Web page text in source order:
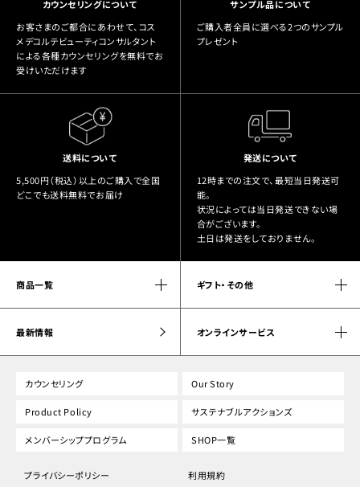
カウンセリングについて
お客さまのご都合にあわせて、コス
メデコルテビューティコンサルタント
による各種カウンセリングを無料でお
受けいただけます
サンプル品について
ご購入者全員に選べる2つのサンプル
プレゼント
送料について
5,500円（税込）以上のご購入で全国
どこでも送料無料でお届け
発送について
12時までの注文で、最短当日発送可
能。
状況によっては当日発送できない場
合がございます。
土日は発送をしておりません。
商品一覧 ギフト・その他
最新情報 オンラインサービス
カウンセリング Our Story
Product Policy サステナブルアクションズ
メンバーシッププログラム SHOP一覧
プライバシーポリシー 利用規約